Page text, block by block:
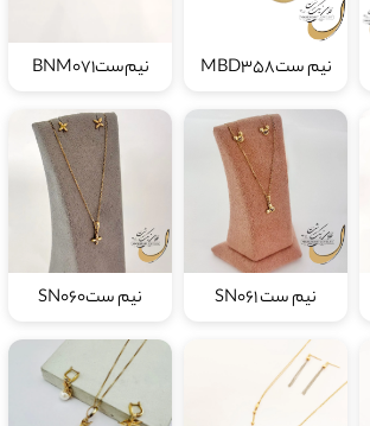
نیم ستMBD358 نیم‌ستBNM071
نیم ست SN061 نیم ستSN060